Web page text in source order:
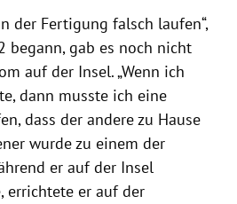
der Fertigung falsch laufen“,
begann, gab es noch nicht
auf der Insel. „Wenn ich
dann musste ich eine
dass der andere zu Hause
wurde zu einem der
er auf der Insel
errichtete er auf der